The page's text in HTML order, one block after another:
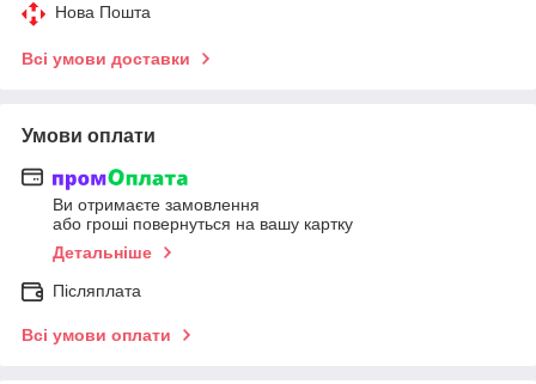
Нова Пошта
Всі умови доставки
Умови оплати
Ви отримаєте замовлення
або гроші повернуться на вашу картку
Детальніше
Післяплата
Всі умови оплати